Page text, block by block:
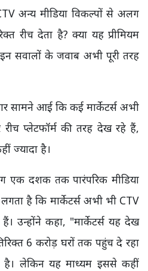
अन्य मीडिया विकल्पों से अलग
रीच देता है? क्या यह प्रीमियम
सवालों के जवाब अभी पूरी तरह
सामने आई कि कई मार्केटर्स अभी
प्लेटफॉर्म की तरह देख रहे हैं,
ज्यादा है।
एक दशक तक पारंपरिक मीडिया
है कि मार्केटर्स अभी भी CTV
उन्होंने कहा, "मार्केटर्स यह देख
6 करोड़ घरों तक पहुंच दे रहा
है। लेकिन यह माध्यम इससे कहीं